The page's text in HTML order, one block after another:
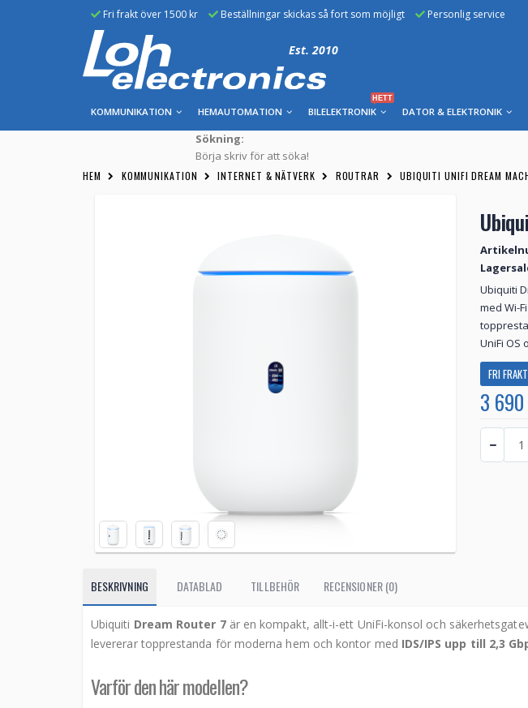
Fri frakt över 1500 kr Beställningar skickas så fort som möjligt Personlig service
Est. 2010
KOMMUNIKATION HEMAUTOMATION BILELEKTRONIK
HETT
DATOR & ELEKTRONIK
Sökning:
Börja skriv för att söka!
HEM KOMMUNIKATION INTERNET & NÄTVERK ROUTRAR UBIQUITI UNIFI DREAM
Ubiquiti
med Wi-
UniFi OS
FRI FRAKT
3
BESKRIVNING DATABLAD TILLBEHÖR RECENSIONER (0)
Ubiquiti Dream Router 7är en kompakt, allt-i-ett UniFi-konsol och
levererar topprestanda för moderna hem och kontor med IDS/IPS upp till 2,3
Varför den här modellen?